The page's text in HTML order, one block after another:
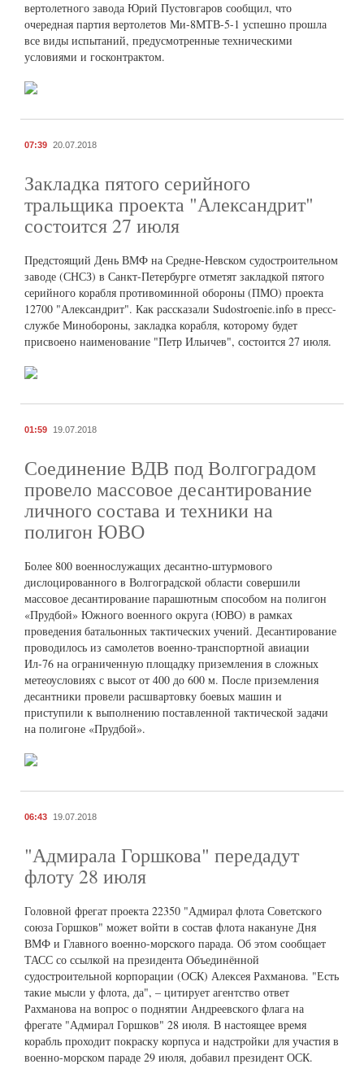
вертолетного завода Юрий Пустовгаров сообщил, что
очередная партия вертолетов Ми-8МТВ-5-1 успешно прошла
все виды испытаний, предусмотренные техническими
условиями и госконтрактом.
07:39 20.07.2018
Закладка пятого серийного
тральщика проекта "Александрит"
состоится 27 июля
Предстоящий День ВМФ на Средне-Невском судостроительном
заводе (СНСЗ) в Санкт-Петербурге отметят закладкой пятого
серийного корабля противоминной обороны (ПМО) проекта
12700 "Александрит". Как рассказали Sudostroenie.info в пресс-
службе Минобороны, закладка корабля, которому будет
присвоено наименование "Петр Ильичев", состоится 27 июля.
01:59 19.07.2018
Соединение ВДВ под Волгоградом
провело массовое десантирование
личного состава и техники на
полигон ЮВО
Более 800 военнослужащих десантно-штурмового
дислоцированного в Волгоградской области совершили
массовое десантирование парашютным способом на полигон
«Прудбой» Южного военного округа (ЮВО) в рамках
проведения батальонных тактических учений. Десантирование
проводилось из самолетов военно-транспортной авиации
Ил-76 на ограниченную площадку приземления в сложных
метеоусловиях с высот от 400 до 600 м. После приземления
десантники провели расшвартовку боевых машин и
приступили к выполнению поставленной тактической задачи
на полигоне «Прудбой».
06:43 19.07.2018
"Адмирала Горшкова" передадут
флоту 28 июля
Головной фрегат проекта 22350 "Адмирал флота Советского
союза Горшков" может войти в состав флота накануне Дня
ВМФ и Главного военно-морского парада. Об этом сообщает
ТАСС со ссылкой на президента Объединённой
судостроительной корпорации (ОСК) Алексея Рахманова. "Есть
такие мысли у флота, да", – цитирует агентство ответ
Рахманова на вопрос о поднятии Андреевского флага на
фрегате "Адмирал Горшков" 28 июля. В настоящее время
корабль проходит покраску корпуса и надстройки для участия в
военно-морском параде 29 июля, добавил президент ОСК.